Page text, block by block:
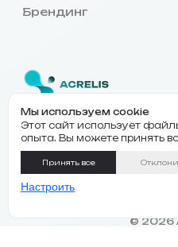
Брендинг
+7 (843) 210-59-91
acrelis.ru@gmail.com
Казань, Ибрагимова 58
© 2026
Мы используем cookie
Этот сайт использует
опыта. Вы можете принять
Принять все
Настроить